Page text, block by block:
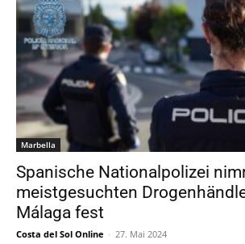
Marbella
Spanische Nationalpolizei
meistgesuchten
Málaga fest
Costa del Sol Online - 27. Mai 2024